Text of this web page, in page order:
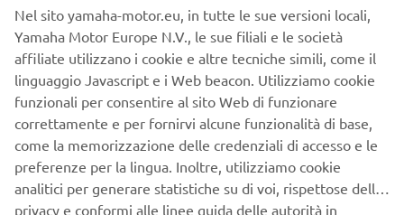
motociclisticacon gli appassionati di moto di ogni età e
far conoscere loro i nostri capi di abbigliamento sport
heritage Yamaha.
Per raggiungere un pubblico più vasto, collaboriamo con
influencer del settore che
condividono la nostra visione
e i nostri valori
. Grazie alle loro testimonianze e alla loro
visibilità sui social media, il nostro abbigliamento moto
Yamaha vintage ha raggiunto molte persone che si
identificano con lo stile e la storia delle nostre moto.
Nel sito yamaha-motor.eu, in tutte le sue versioni locali,
Yamaha Motor Europe N.V., le sue filiali e le società
affiliate utilizzano i cookie e altre tecniche simili, come il
linguaggio Javascript e i Web beacon. Utilizziamo cookie
funzionali per consentire al sito Web di funzionare
correttamente e per fornirvi alcune funzionalità di base,
come la memorizzazione delle credenziali di accesso e le
preferenze per la lingua. Inoltre, utilizziamo cookie
analitici per generare statistiche su di voi, rispettose della
privacy e conformi alle linee guida delle autorità in